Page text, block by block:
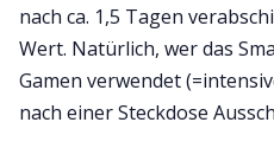
nach ca. 1,5 Tagen
Wert. Natürlich, wer das
Gamen verwendet
nach einer Steckdose